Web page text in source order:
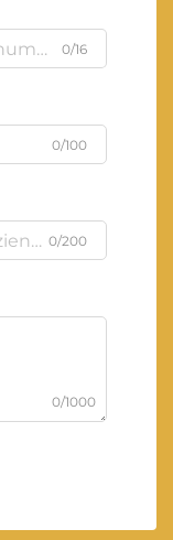
0/16
0/100
0/200
0/1000